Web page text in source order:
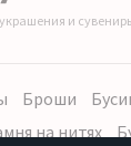
украшения и
Броши
на нитях